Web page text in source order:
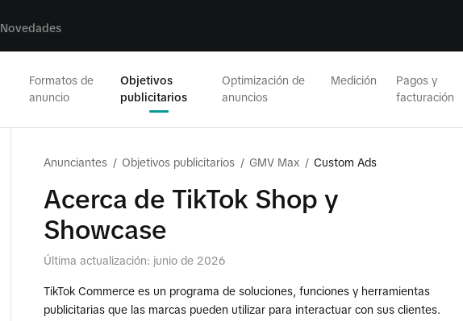
Novedades
Formatos de
anuncio
Objetivos
publicitarios
Optimización de
anuncios
Medición
Pagos y
facturación
Anunciantes / Objetivos publicitarios / GMV Max / Custom Ads
Acerca de TikTok Shop y
Showcase
Última actualización: junio de 2026
TikTok Commerce es un programa de soluciones, funciones y herramientas
publicitarias que las marcas pueden utilizar para interactuar con sus clientes.